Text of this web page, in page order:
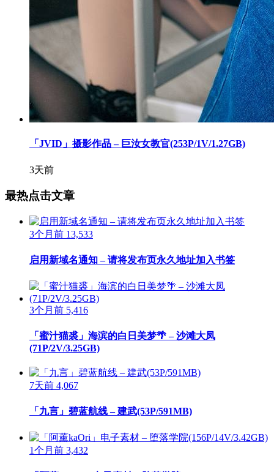
「JVID」摄影作品 – 巨汝女教官(253P/1V/1.27GB)
3天前
最热点击文章
3个月前 13,533
启用新域名通知 – 请将发布页永久地址加入书签
3个月前 5,416
「蜜汁猫裘」海滨的白日美梦🌴 – 沙滩大凤
(71P/2V/3.25GB)
7天前 4,067
「九言」碧蓝航线 – 建武(53P/591MB)
1个月前 3,432